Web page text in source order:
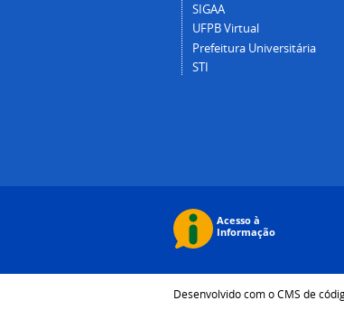
SIGAA
UFPB Virtual
Prefeitura Universitária
STI
Desenvolvido com o CMS de